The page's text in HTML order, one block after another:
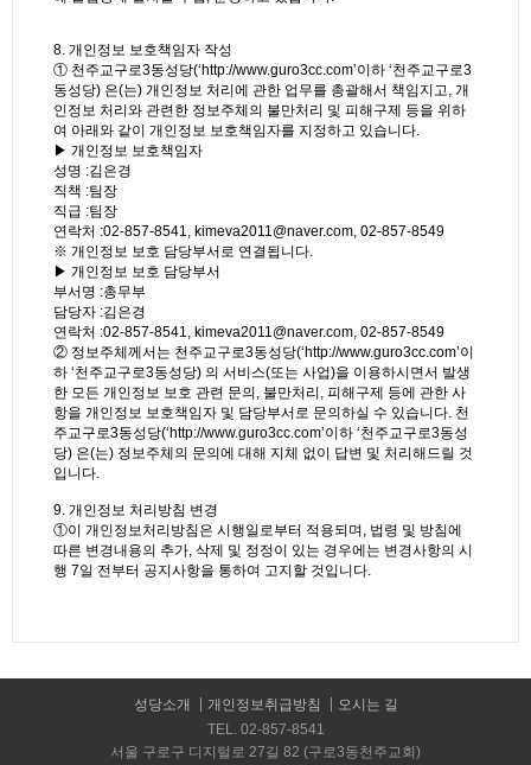
8. 개인정보 보호책임자 작성
① 천주교구로3동성당(‘http://www.guro3cc.com’이하 ‘천주교구로3
동성당) 은(는) 개인정보 처리에 관한 업무를 총괄해서 책임지고, 개
인정보 처리와 관련한 정보주체의 불만처리 및 피해구제 등을 위하
여 아래와 같이 개인정보 보호책임자를 지정하고 있습니다.
▶ 개인정보 보호책임자
성명 :김은경
직책 :팀장
직급 :팀장
연락처 :02-857-8541, kimeva2011@naver.com, 02-857-8549
※ 개인정보 보호 담당부서로 연결됩니다.
▶ 개인정보 보호 담당부서
부서명 :총무부
담당자 :김은경
연락처 :02-857-8541, kimeva2011@naver.com, 02-857-8549
② 정보주체께서는 천주교구로3동성당(‘http://www.guro3cc.com’이
하 ‘천주교구로3동성당) 의 서비스(또는 사업)을 이용하시면서 발생
한 모든 개인정보 보호 관련 문의, 불만처리, 피해구제 등에 관한 사
항을 개인정보 보호책임자 및 담당부서로 문의하실 수 있습니다. 천
주교구로3동성당(‘http://www.guro3cc.com’이하 ‘천주교구로3동성
당) 은(는) 정보주체의 문의에 대해 지체 없이 답변 및 처리해드릴 것
입니다.
9. 개인정보 처리방침 변경
①이 개인정보처리방침은 시행일로부터 적용되며, 법령 및 방침에
따른 변경내용의 추가, 삭제 및 정정이 있는 경우에는 변경사항의 시
행 7일 전부터 공지사항을 통하여 고지할 것입니다.
성당소개 개인정보취급방침
오시는 길
TEL. 02-857-8541
서울 구로구 디지털로 27길 82 (구로3동천주교회)